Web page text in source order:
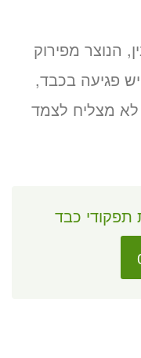
הנוצר מפירוק
פגיעה בכבד,
לא מצליח לצמד
תפקודי כבד